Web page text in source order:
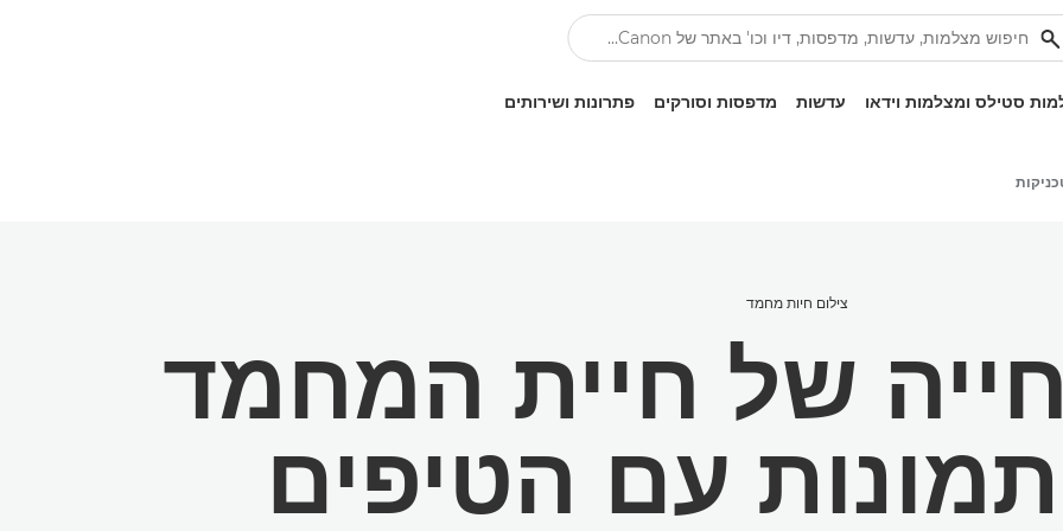
סטילס ומצלמות וידאו עדשות מדפסות וסורקים פתרונות ושירותים
צילום חיות מחמד
של חיית המחמד
עם הטיפים